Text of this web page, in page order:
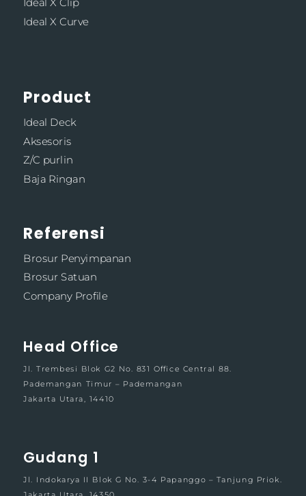
Ideal X Curve
Product
Ideal Deck
Aksesoris
Z/C purlin
Baja Ringan
Referensi
Brosur Penyimpanan
Brosur Satuan
Company Profile
Head Office
Jl. Trembesi Blok G2 No. 831 Office Central 88.
Pademangan Timur – Pademangan
Jakarta Utara, 14410
Gudang 1
Jl. Indokarya II Blok G No. 3-4 Papanggo – Tanjung Priok.